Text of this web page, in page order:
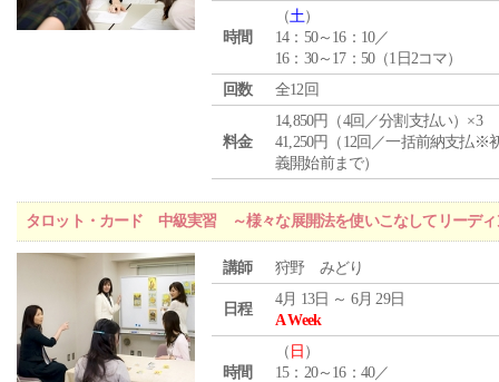
時間
（土）
14：50～16：10／
16：30～17：50（1日2コマ）
回数
全12回
料金
14,850円（4回／分割支払い）×3
41,250円（12回／一括前納支払※
義開始前まで）
タロット・カード 中級実習 ～様々な展開法を使いこなしてリーディ
講師 狩野 みどり
日程
4月 13日 ～ 6月 29日
A Week
時間
（ 日 ）
15：20～16：40／